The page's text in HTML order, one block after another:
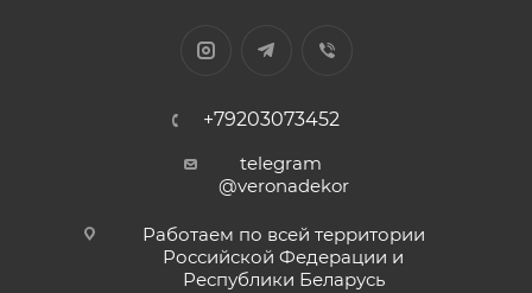
+79203073452
telegram
@veronadekor
Работаем по всей территории
Российской Федерации и
Республики Беларусь